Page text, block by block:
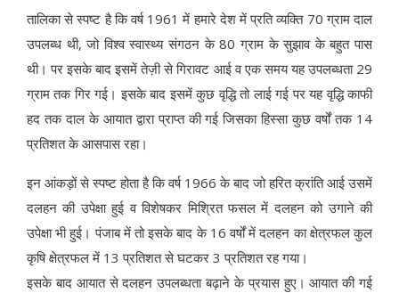
तालिका से स्पष्ट है कि वर्ष 1961 में हमारे देश में प्रति व्यक्ति 70 ग्राम दाल
उपलब्ध थी, जो विश्व स्वास्थ्य संगठन के 80 ग्राम के सुझाव के बहुत पास
थी। पर इसके बाद इसमें तेज़ी से गिरावट आई व एक समय यह उपलब्धता 29
ग्राम तक गिर गई। इसके बाद इसमें कुछ वृद्धि तो लाई गई पर यह वृद्धि काफी
हद तक दाल के आयात द्वारा प्राप्त की गई जिसका हिस्सा कुछ वर्षों तक 14
प्रतिशत के आसपास रहा।
इन आंकड़ों से स्पष्ट होता है कि वर्ष 1966 के बाद जो हरित क्रांति आई उसमें
दलहन की उपेक्षा हुई व विशेषकर मिश्रित फसल में दलहन को उगाने की
उपेक्षा भी हुई। पंजाब में तो इसके बाद के 16 वर्षों में दलहन का क्षेत्रफल कुल
कृषि क्षेत्रफल में 13 प्रतिशत से घटकर 3 प्रतिशत रह गया।
इसके बाद आयात से दलहन उपलब्धता बढ़ाने के प्रयास हुए। आयात की गई